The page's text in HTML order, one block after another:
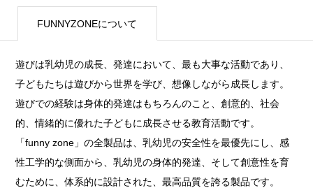
FUNNYZONEについて
遊びは乳幼児の成長、発達において、最も大事な活動であり、
子どもたちは遊びから世界を学び、想像しながら成長します。
遊びでの経験は身体的発達はもちろんのこと、創意的、社会
的、情緒的に優れた子どもに成長させる教育活動です。
「funny zone」の全製品は、乳幼児の安全性を最優先にし、感
性工学的な側面から、乳幼児の身体的発達、そして創意性を育
むために、体系的に設計された、最高品質を誇る製品です。